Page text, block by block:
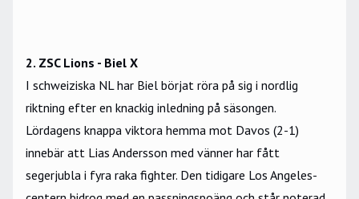
2. ZSC Lions - Biel X
I schweiziska NL har Biel börjat röra på sig i nordlig
riktning efter en knackig inledning på säsongen.
Lördagens knappa viktora hemma mot Davos (2-1)
innebär att Lias Andersson med vänner har fått
segerjubla i fyra raka fighter. Den tidigare Los Angeles-